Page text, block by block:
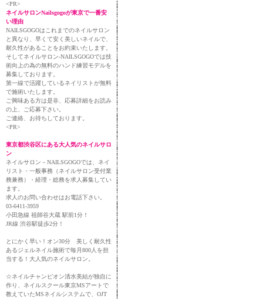
<PR>
ネイルサロンNailsgogoが東京で一番安
い理由
NAILSGOGOはこれまでのネイルサロン
と異なり、早くて安く美しいネイルで、
耐久性があることをお約束いたします。
そしてネイルサロン-NAILSGOGOでは技
術向上の為の無料のハンド練習モデルを
募集しております。
第一線で活躍しているネイリストが無料
で施術いたします。
ご興味ある方は是非、応募詳細をお読み
の上、ご応募下さい。
ご連絡、お待ちしております。
<PR>
東京都渋谷区にある大人気のネイルサロ
ン
ネイルサロン－NAILSGOGOでは、ネイ
リスト・一般事務（ネイルサロン受付業
務兼務）・経理・総務を求人募集してい
ます。
求人のお問い合わせはお電話下さい。
03-6411-3959
小田急線 祖師谷大蔵 駅前1分！
JR線 渋谷駅徒歩2分！
とにかく早い！オン30分 美しく耐久性
あるジェルネイル施術で毎月800人を担
当する！大人気のネイルサロン。
☆ネイルチャンピオン清水美結が独自に
作り、ネイルスクール東京MSアートで
教えていたMSネイルシステムで、OJT